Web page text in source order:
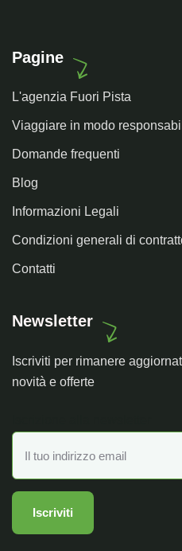
Pagine
L'agenzia Fuori Pista
Viaggiare in modo
Domande frequenti
Blog
Informazioni Legali
Condizioni generali di
Contatti
Newsletter
Iscriviti per rimanere
novità e offerte